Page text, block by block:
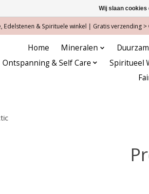
Edelstenen & Spirituele winkel | Gratis verzending
Home Mineralen
Ontspanning & Self Care
Spiritueel
Wij slaan cookies